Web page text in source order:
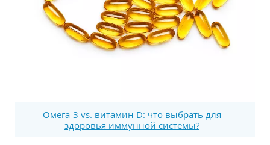
Омега-3 vs. витамин D: что выбрать для
здоровья иммунной системы?